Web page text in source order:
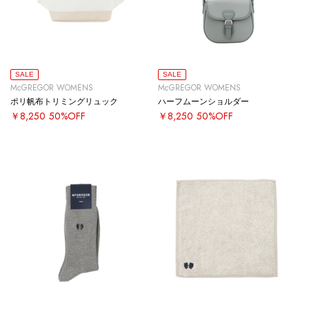
SALE
McGREGOR WOMENS
ポリ帆布トリミングリュック
￥8,250 50%OFF
SALE
McGREGOR WOMENS
ハーフムーンショルダー
￥8,250 50%OFF